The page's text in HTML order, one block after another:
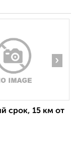
›
срок, 15 км от